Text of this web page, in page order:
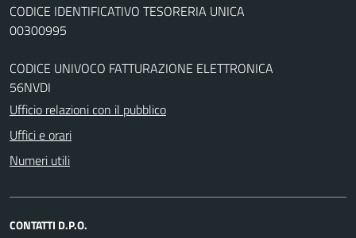
CODICE IDENTIFICATIVO TESORERIA UNICA
00300995
CODICE UNIVOCO FATTURAZIONE ELETTRONICA
56NVDI
Ufficio relazioni con il pubblico
Uffici e orari
Numeri utili
CONTATTI D.P.O.